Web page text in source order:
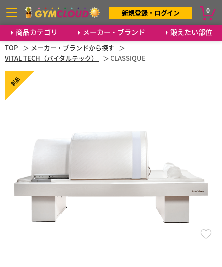
商品カテゴリ メーカー・ブランド 鍛えたい部位
新規登録・ログイン 0
TOP
メーカー・ブランドから探す
VITAL TECH（バイタルテック）
CLASSIQUE
新品